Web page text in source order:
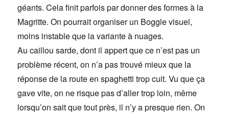
géants. Cela finit parfois par donner des formes à la
Magritte. On pourrait organiser un Boggle visuel,
moins instable que la variante à nuages.
Au caillou sarde, dont il appert que ce n’est pas un
problème récent, on n’a pas trouvé mieux que la
réponse de la route en spaghetti trop cuit. Vu que ça
gave vite, on ne risque pas d’aller trop loin, même
lorsqu’on sait que tout près, il n’y a presque rien. On